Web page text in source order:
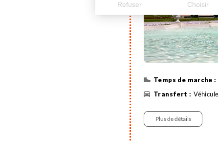
Refuser Choisir
Axeptio consent
Plateforme de Gestion du
Notre plateforme vous permet
Véhicule
Plus de détails